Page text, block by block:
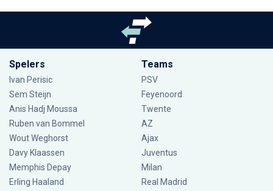
Spelers
Ivan Perisic
Sem Steijn
Anis Hadj Moussa
Ruben van Bommel
Wout Weghorst
Davy Klaassen
Memphis Depay
Erling Haaland
Teams
PSV
Feyenoord
Twente
AZ
Ajax
Juventus
Milan
Real Madrid